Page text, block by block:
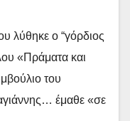
λύθηκε ο “γόρδιος
«Πράματα και
του
έμαθε «σε